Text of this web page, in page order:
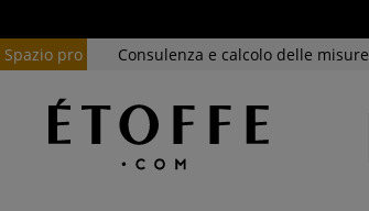
Spazio pro
Consulenza e calcolo delle misure